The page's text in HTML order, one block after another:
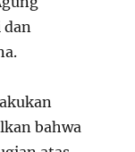
dan
bahwa